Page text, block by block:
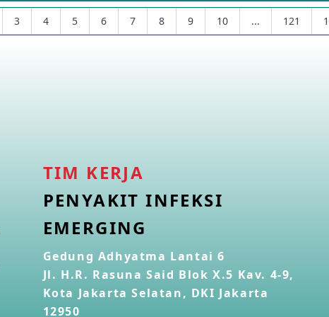
3 4 5 6 7 8 9 10 ... 121
TIM KERJA
PENYAKIT INFEKSI
EMERGING
Gedung Adhyatma Lantai 6
Jl. H.R. Rasuna Said Blok X.5 Kav. 4-9,
Kota Jakarta Selatan, DKI Jakarta
12950